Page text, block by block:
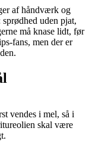
af håndværk og
uden pjat,
må knase lidt, før
fans, men der er
vendes i mel, så i
skal være